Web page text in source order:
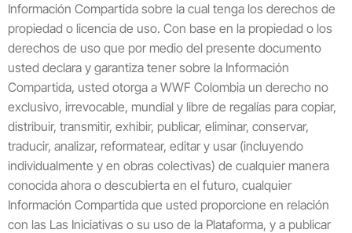
Información Compartida sobre la cual tenga los derechos de
propiedad o licencia de uso. Con base en la propiedad o los
derechos de uso que por medio del presente documento
usted declara y garantiza tener sobre la Información
Compartida, usted otorga a WWF Colombia un derecho no
exclusivo, irrevocable, mundial y libre de regalías para copiar,
distribuir, transmitir, exhibir, publicar, eliminar, conservar,
traducir, analizar, reformatear, editar y usar (incluyendo
individualmente y en obras colectivas) de cualquier manera
conocida ahora o descubierta en el futuro, cualquier
Información Compartida que usted proporcione en relación
con las Las Iniciativas o su uso de la Plataforma, y a publicar